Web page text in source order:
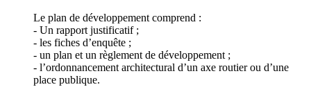
Le plan de développement comprend :
- Un rapport justificatif ;
- les fiches d’enquête ;
- un plan et un règlement de développement ;
- l’ordonnancement architectural d’un axe routier ou d’une
place publique.